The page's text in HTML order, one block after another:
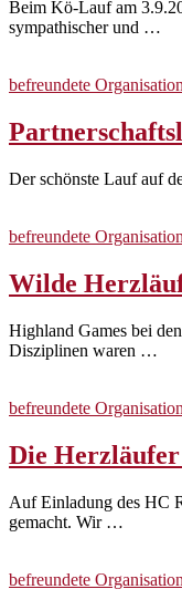
Beim Kö-Lauf am
sympathischer und …
befreundete Organisation
Der schönste Lauf auf
befreundete Organisation
Wilde
Highland Games bei
Disziplinen waren …
befreundete Organisation
Die
Auf Einladung des HC
gemacht. Wir …
befreundete Organisation